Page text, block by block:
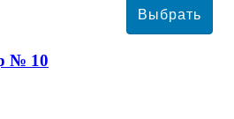
№ 10